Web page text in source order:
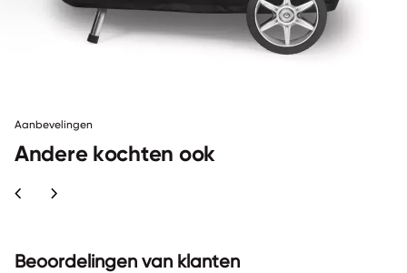
Aanbevelingen
Andere kochten ook
chevron_left chevron_right
Beoordelingen van klanten